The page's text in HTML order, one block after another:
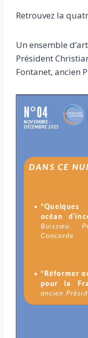
Retrouvez la
Un ensemble
Président
Fontanet, ancien